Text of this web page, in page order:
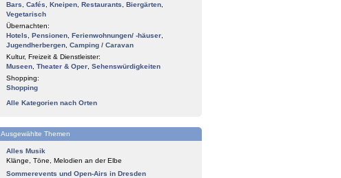
Bars
Cafés Kneipen Restaurants Biergärten
Vegetarisch
Übernachten:
Hotels
Pensionen Ferienwohnungen/ -häuser
Jugendherbergen Camping / Caravan
Kultur, Freizeit & Dienstleister:
Museen Theater & Oper Sehenswürdigkeiten
Shopping:
Shopping
Alle Kategorien nach Orten
Ausgewählte Themen
Alles Musik
Klänge, Töne, Melodien an der Elbe
Sommerevents und Open-Airs in Dresden